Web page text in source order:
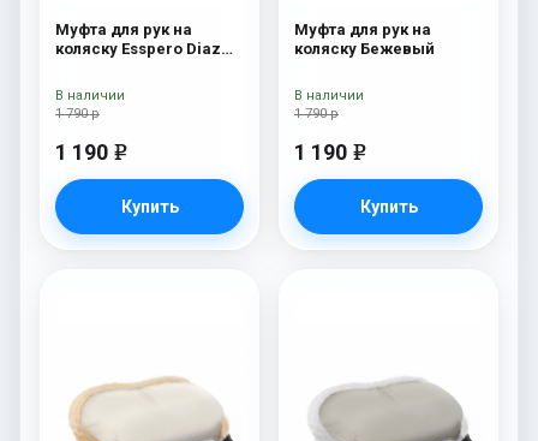
Муфта для рук на
коляску Esspero Diaz
Navy
1 790 р
1 190 e
Купить
В наличии
Муфта для рук на
коляску Бежевый
1 790 р
1 190 e
Купить
В наличии